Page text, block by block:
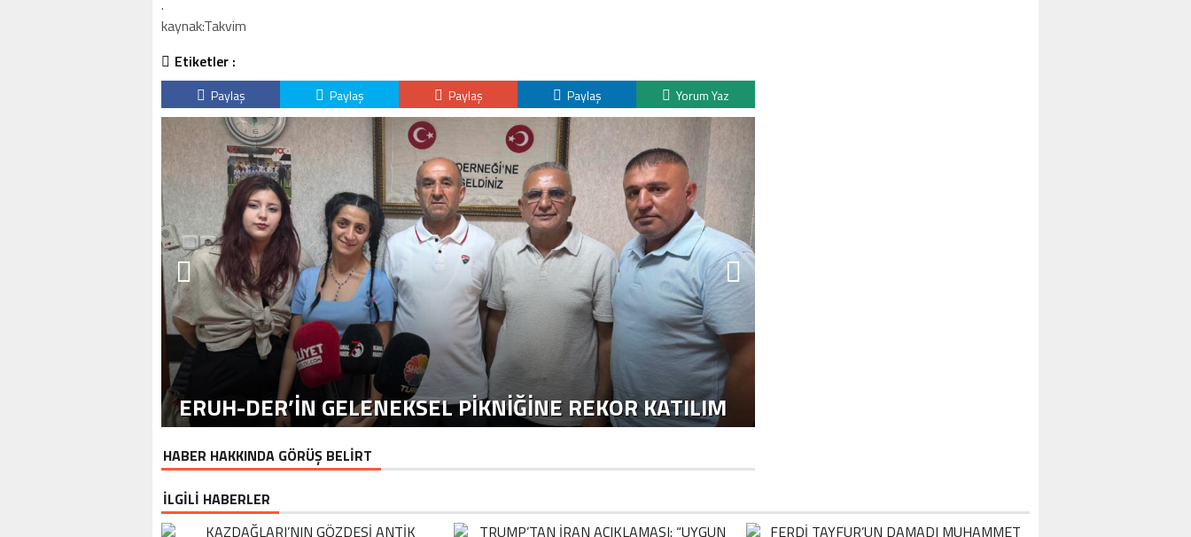
.
kaynak:Takvim
Etiketler :
Paylaş Paylaş Paylaş Paylaş Yorum Yaz
ERUH-DER’IN GELENEKSEL PIKNIĞINE REKOR KATILIM
HABER HAKKINDA GÖRÜŞ BELİRT
İLGİLİ HABERLER